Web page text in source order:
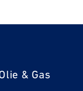
& Gas